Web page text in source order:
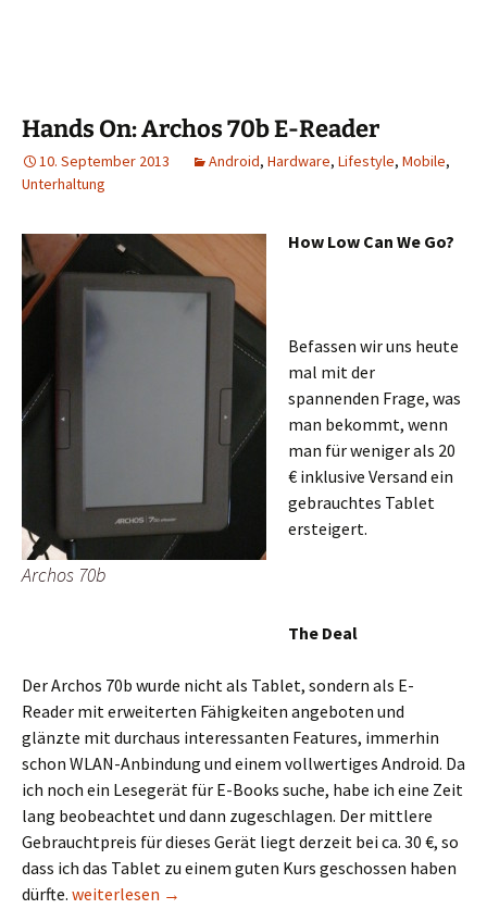
Hands On: Archos 70b E-Reader
10. September 2013 Android, Hardware, Lifestyle, Mobile,
Unterhaltung
Archos 70b
How Low Can We Go?
Befassen wir uns heute
mal mit der
spannenden Frage, was
man bekommt, wenn
man für weniger als 20
€ inklusive Versand ein
gebrauchtes Tablet
ersteigert.
The Deal
Der Archos 70b wurde nicht als Tablet, sondern als E-
Reader mit erweiterten Fähigkeiten angeboten und
glänzte mit durchaus interessanten Features, immerhin
schon WLAN-Anbindung und einem vollwertiges Android. Da
ich noch ein Lesegerät für E-Books suche, habe ich eine Zeit
lang beobeachtet und dann zugeschlagen. Der mittlere
Gebrauchtpreis für dieses Gerät liegt derzeit bei ca. 30 €, so
dass ich das Tablet zu einem guten Kurs geschossen haben
dürfte. Hands On: Archos 70b E-Reader
weiterlesen →